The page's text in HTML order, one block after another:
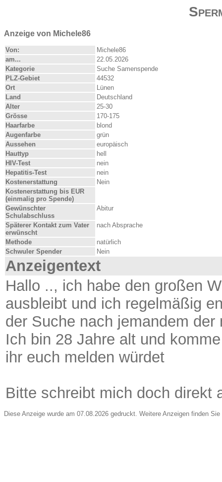
Anzeige von Michele86
Von:
Michele86
am...
22.05.2026
Kategorie
Suche Samenspende
PLZ-Gebiet
44532
Ort
Lünen
Land
Deutschland
Alter
25-30
Grösse
170-175
Haarfarbe
blond
Augenfarbe
grün
Aussehen
europäisch
Hauttyp
hell
HIV-Test
nein
Hepatitis-Test
nein
Kostenerstattung
Nein
Kostenerstattung bis EUR
(einmalig pro Spende)
Gewünschter
Schulabschluss
Abitur
Späterer Kontakt zum Vater
erwünscht
nach Absprache
Methode
natürlich
Schwuler Spender
Nein
Anzeigentext
Hallo .., ich habe den großen
ausbleibt und ich regelmäßig
der Suche nach jemandem
Ich bin 28 Jahre alt und
ihr euch melden würdet
Bitte schreibt mich doch direkt
Diese Anzeige wurde am 07.08.2026 gedruckt. Weitere Anzeigen finden